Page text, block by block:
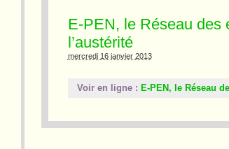
E-PEN, le Réseau des
l’austérité
mercredi 16 janvier 2013
Voir en ligne : E-PEN, le Réseau